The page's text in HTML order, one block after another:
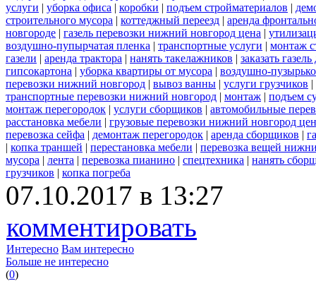
услуги | уборка офиса | коробки | подъем стройматериалов |
строительного мусора | коттеджный переезд | аренда
новгороде | газель перевозки нижний новгород цена |
воздушно-пупырчатая пленка | транспортные услуги | монтаж
газели | аренда трактора | нанять такелажников | заказать
гипсокартона | уборка квартиры от мусора | воздушно-
перевозки нижний новгород | вывоз ванны | услуги грузчиков |
транспортные перевозки нижний новгород | монтаж | подъем
монтаж перегородок | услуги сборщиков | автомобильные
расстановка мебели | грузовые перевозки нижний новгород
перевозка сейфа | демонтаж перегородок | аренда сборщиков |
| копка траншей | перестановка мебели | перевозка вещей
мусора | лента | перевозка пианино | спецтехника | нанять
грузчиков | копка погреба
07.10.2017 в 13:27
комментировать
Интересно Вам интересно
Больше не интересно
(0)